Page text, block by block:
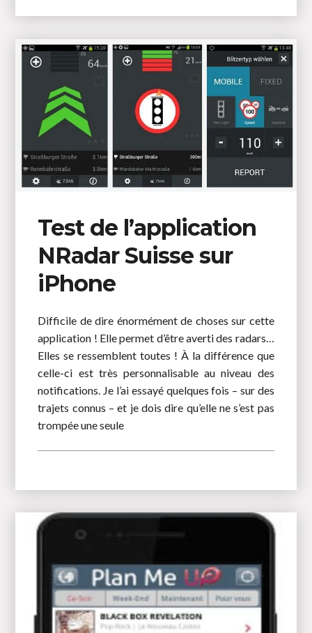
Test de l’application
NRadar Suisse sur
iPhone
Difficile de dire énormément de choses sur cette
application ! Elle permet d’être averti des radars…
Elles se ressemblent toutes ! À la différence que
celle-ci est très personnalisable au niveau des
notifications. Je l’ai essayé quelques fois – sur des
trajets connus – et je dois dire qu’elle ne s’est pas
trompée une seule